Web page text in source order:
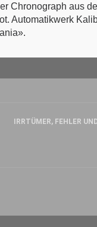
Chronograph aus
Automatikwerk
IRRTÜMER, FEHLER